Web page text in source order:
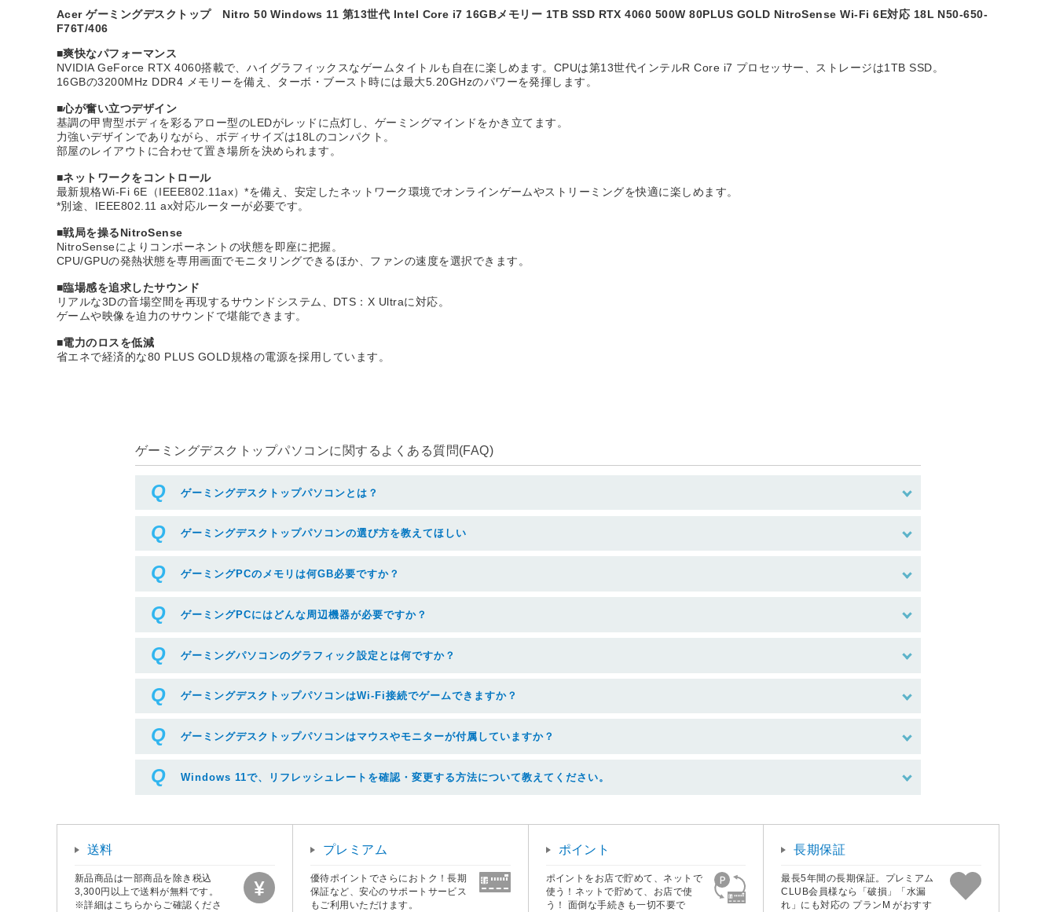
Acer ゲーミングデスクトップ Nitro 50 Windows 11 第13世代 Intel Core i7 16GBメモリー 1TB SSD RTX 4060 500W 80PLUS GOLD NitroSense Wi-Fi 6E対応 18L N50-650-
F76T/406
■爽快なパフォーマンス
NVIDIA GeForce RTX 4060搭載で、ハイグラフィックスなゲームタイトルも自在に楽しめます。CPUは第13世代インテルR Core i7 プロセッサー、ストレージは1TB SSD。
16GBの3200MHz DDR4 メモリーを備え、ターボ・ブースト時には最大5.20GHzのパワーを発揮します。
■心が奮い立つデザイン
基調の甲冑型ボディを彩るアロー型のLEDがレッドに点灯し、ゲーミングマインドをかき立てます。
力強いデザインでありながら、ボディサイズは18Lのコンパクト。
部屋のレイアウトに合わせて置き場所を決められます。
■ネットワークをコントロール
最新規格Wi-Fi 6E（IEEE802.11ax）*を備え、安定したネットワーク環境でオンラインゲームやストリーミングを快適に楽しめます。
*別途、IEEE802.11 ax対応ルーターが必要です。
■戦局を操るNitroSense
NitroSenseによりコンポーネントの状態を即座に把握。
CPU/GPUの発熱状態を専用画面でモニタリングできるほか、ファンの速度を選択できます。
■臨場感を追求したサウンド
リアルな3Dの音場空間を再現するサウンドシステム、DTS：X Ultraに対応。
ゲームや映像を迫力のサウンドで堪能できます。
■電力のロスを低減
省エネで経済的な80 PLUS GOLD規格の電源を採用しています。
ゲーミングデスクトップパソコンに関するよくある質問(FAQ)
ゲーミングデスクトップパソコンとは？
ゲーミングデスクトップパソコンの選び方を教えてほしい
ゲーミングPCのメモリは何GB必要ですか？
ゲーミングPCにはどんな周辺機器が必要ですか？
ゲーミングパソコンのグラフィック設定とは何ですか？
ゲーミングデスクトップパソコンはWi-Fi接続でゲームできますか？
ゲーミングデスクトップパソコンはマウスやモニターが付属していますか？
Windows 11で、リフレッシュレートを確認・変更する方法について教えてください。
※リフレッシュレートを変更する場合は、ボックスから任意の項目をクリック
送料
新品商品は一部商品を除き税込
3,300円以上で送料が無料です。
※詳細はこちらからご確認くださ
プレミアム
優待ポイントでさらにおトク！長期
保証など、安心のサポートサービス
もご利用いただけます。
ポイント
ポイントをお店で貯めて、ネットで
使う！ネットで貯めて、お店で使
う！ 面倒な手続きも一切不要で
長期保証
最長5年間の長期保証。プレミアム
CLUB会員様なら「破損」「水漏
れ」にも対応の プランM がおすす